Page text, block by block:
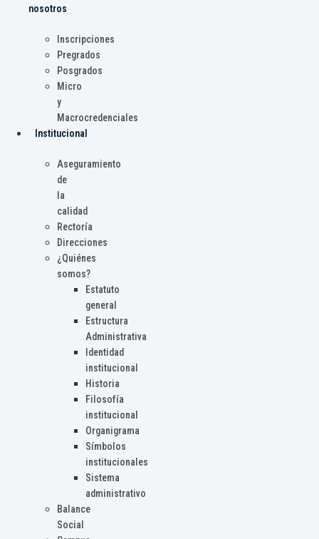
nosotros
Inscripciones
Pregrados
Posgrados
Micro
y
Macrocredenciales
Institucional
Aseguramiento
de
la
calidad
Rectoría
Direcciones
¿Quiénes
somos?
Estatuto
general
Estructura
Administrativa
Identidad
institucional
Historia
Filosofía
institucional
Organigrama
Símbolos
institucionales
Sistema
administrativo
Balance
Social